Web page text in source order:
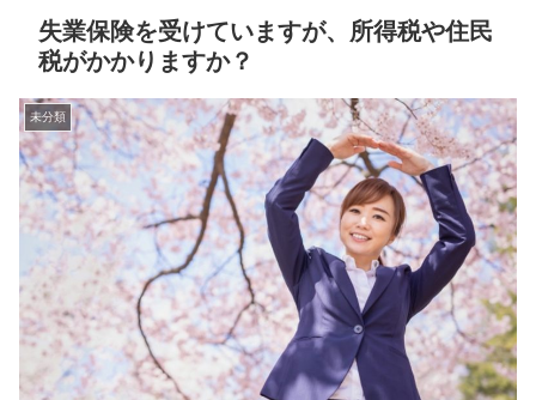
失業保険を受けていますが、所得税や住民
税がかかりますか？
未分類